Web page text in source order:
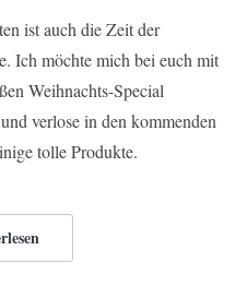
ist auch die Zeit der
Ich möchte mich bei euch mit
Weihnachts-Special
verlose in den kommenden
tolle Produkte.